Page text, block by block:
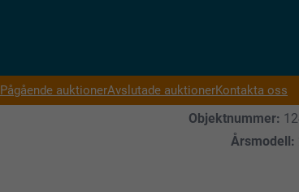
Pågående auktionerAvslutade auktionerKontakta oss
Objektnummer:
Årsmodell: